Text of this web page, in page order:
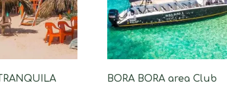
BORA BORA area Club